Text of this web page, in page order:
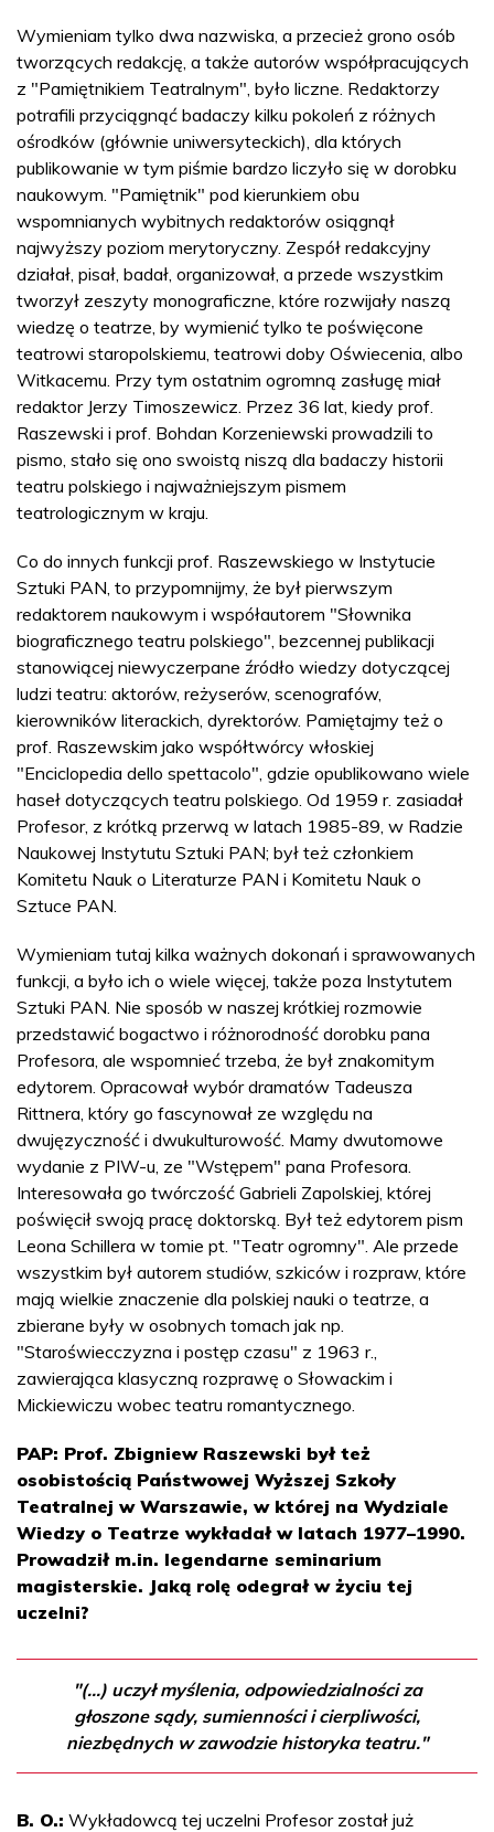
Wymieniam tylko dwa nazwiska, a przecież grono osób
tworzących redakcję, a także autorów współpracujących
z "Pamiętnikiem Teatralnym", było liczne. Redaktorzy
potrafili przyciągnąć badaczy kilku pokoleń z różnych
ośrodków (głównie uniwersyteckich), dla których
publikowanie w tym piśmie bardzo liczyło się w dorobku
naukowym. "Pamiętnik" pod kierunkiem obu
wspomnianych wybitnych redaktorów osiągnął
najwyższy poziom merytoryczny. Zespół redakcyjny
działał, pisał, badał, organizował, a przede wszystkim
tworzył zeszyty monograficzne, które rozwijały naszą
wiedzę o teatrze, by wymienić tylko te poświęcone
teatrowi staropolskiemu, teatrowi doby Oświecenia, albo
Witkacemu. Przy tym ostatnim ogromną zasługę miał
redaktor Jerzy Timoszewicz. Przez 36 lat, kiedy prof.
Raszewski i prof. Bohdan Korzeniewski prowadzili to
pismo, stało się ono swoistą niszą dla badaczy historii
teatru polskiego i najważniejszym pismem
teatrologicznym w kraju.
Co do innych funkcji prof. Raszewskiego w Instytucie
Sztuki PAN, to przypomnijmy, że był pierwszym
redaktorem naukowym i współautorem "Słownika
biograficznego teatru polskiego", bezcennej publikacji
stanowiącej niewyczerpane źródło wiedzy dotyczącej
ludzi teatru: aktorów, reżyserów, scenografów,
kierowników literackich, dyrektorów. Pamiętajmy też o
prof. Raszewskim jako współtwórcy włoskiej
"Enciclopedia dello spettacolo", gdzie opublikowano wiele
haseł dotyczących teatru polskiego. Od 1959 r. zasiadał
Profesor, z krótką przerwą w latach 1985-89, w Radzie
Naukowej Instytutu Sztuki PAN; był też członkiem
Komitetu Nauk o Literaturze PAN i Komitetu Nauk o
Sztuce PAN.
Wymieniam tutaj kilka ważnych dokonań i sprawowanych
funkcji, a było ich o wiele więcej, także poza Instytutem
Sztuki PAN. Nie sposób w naszej krótkiej rozmowie
przedstawić bogactwo i różnorodność dorobku pana
Profesora, ale wspomnieć trzeba, że był znakomitym
edytorem. Opracował wybór dramatów Tadeusza
Rittnera, który go fascynował ze względu na
dwujęzyczność i dwukulturowość. Mamy dwutomowe
wydanie z PIW-u, ze "Wstępem" pana Profesora.
Interesowała go twórczość Gabrieli Zapolskiej, której
poświęcił swoją pracę doktorską. Był też edytorem pism
Leona Schillera w tomie pt. "Teatr ogromny". Ale przede
wszystkim był autorem studiów, szkiców i rozpraw, które
mają wielkie znaczenie dla polskiej nauki o teatrze, a
zbierane były w osobnych tomach jak np.
"Staroświecczyzna i postęp czasu" z 1963 r.,
zawierająca klasyczną rozprawę o Słowackim i
Mickiewiczu wobec teatru romantycznego.
PAP: Prof. Zbigniew Raszewski był też
osobistością Państwowej Wyższej Szkoły
Teatralnej w Warszawie, w której na Wydziale
Wiedzy o Teatrze wykładał w latach 1977–1990.
Prowadził m.in. legendarne seminarium
magisterskie. Jaką rolę odegrał w życiu tej
uczelni?
"(...) uczył myślenia, odpowiedzialności za
głoszone sądy, sumienności i cierpliwości,
niezbędnych w zawodzie historyka teatru."
B. O.: Wykładowcą tej uczelni Profesor został już